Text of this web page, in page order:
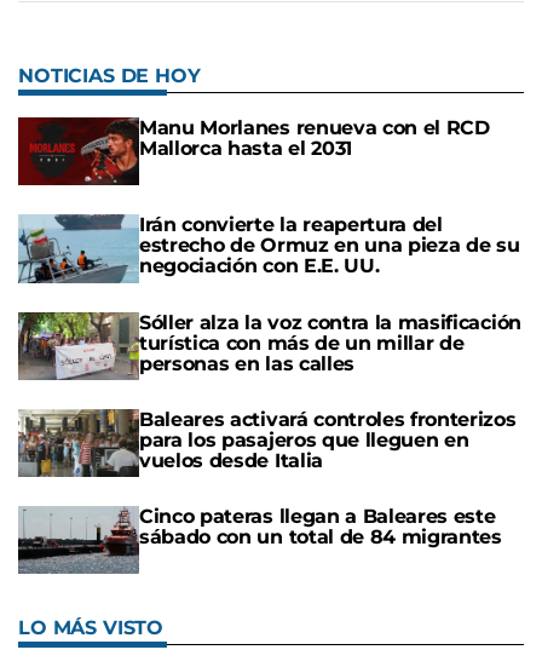
NOTICIAS DE HOY
Manu Morlanes renueva con el RCD
Mallorca hasta el 2031
Irán convierte la reapertura del
estrecho de Ormuz en una pieza de su
negociación con E.E. UU.
Sóller alza la voz contra la masificación
turística con más de un millar de
personas en las calles
Baleares activará controles fronterizos
para los pasajeros que lleguen en
vuelos desde Italia
Cinco pateras llegan a Baleares este
sábado con un total de 84 migrantes
LO MÁS VISTO